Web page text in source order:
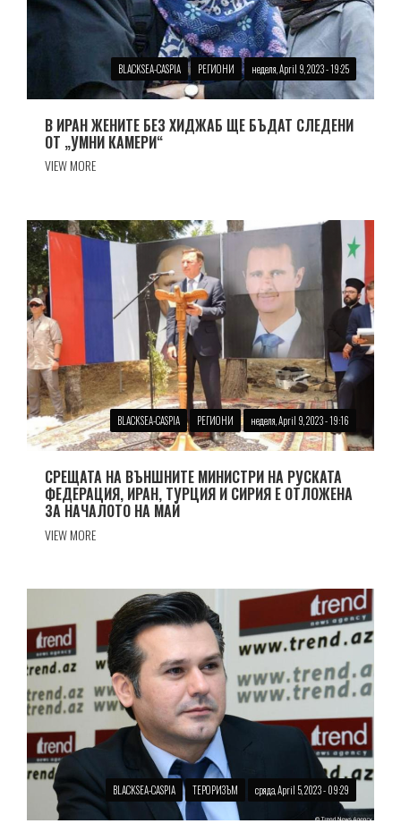
BLACKSEA-CASPIA РЕГИОНИ неделя, April 9, 2023 - 19:25
В ИРАН ЖЕНИТЕ БЕЗ ХИДЖАБ ЩЕ БЪДАТ СЛЕДЕНИ
ОТ „УМНИ КАМЕРИ“
VIEW MORE
BLACKSEA-CASPIA РЕГИОНИ неделя, April 9, 2023 - 19:16
СРЕЩАТА НА ВЪНШНИТЕ МИНИСТРИ НА РУСКАТА
ФЕДЕРАЦИЯ, ИРАН, ТУРЦИЯ И СИРИЯ Е ОТЛОЖЕНА
ЗА НАЧАЛОТО НА МАЙ
VIEW MORE
BLACKSEA-CASPIA ТЕРОРИЗЪМ сряда, April 5, 2023 - 09:29